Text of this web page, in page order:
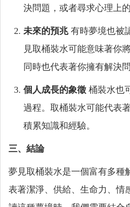
決問題，或者尋求心理上的
未來的預兆有時夢境也被
見取桶裝水可能意味著你
同時也代表著你擁有解決
個人成長的象徵 桶裝水也
過程。取桶裝水可能代表
積累知識和經驗。
三、結論
夢見取桶裝水是一個富有多種
表著潔淨、供給、生命力、情